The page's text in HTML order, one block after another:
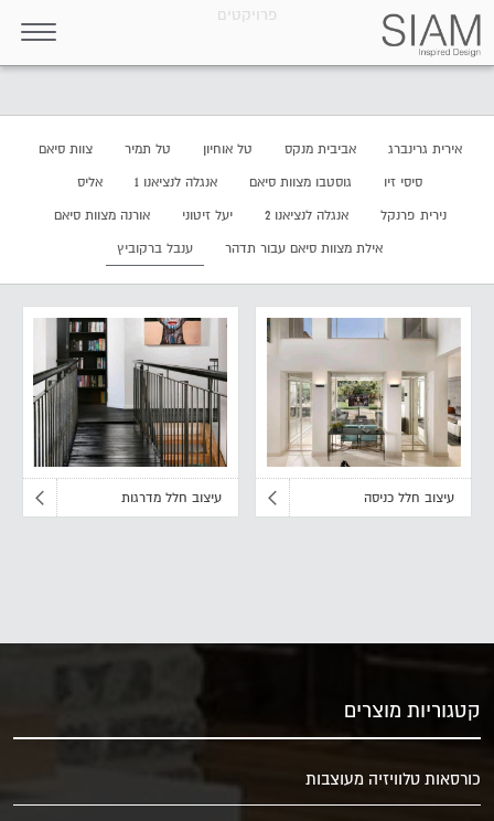
פרויקטים
צוות סיאם טל תמיר טל אוחיון אביבית מנקס אירית גרינברג
אליס אנגלה לנציאנו 1 גוסטבו מצוות סיאם סיסי זיו
אורנה מצוות סיאם יעל זיטוני אנגלה לנציאנו 2 נירית פרנקל
ענבל ברקוביץ אילת מצוות סיאם עבור תדהר
עיצוב חלל כניסה עיצוב חלל מדרגות
קטגוריות מוצרים
כורסאות טלוויזיה מעוצבות